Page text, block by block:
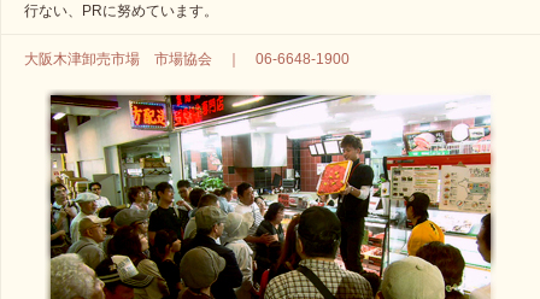
行ない、PRに努めています。
大阪木津卸売市場 市場協会 ｜ 06-6648-1900